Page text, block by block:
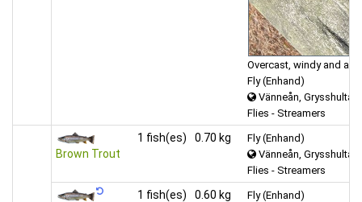
Overcast, windy and
Fly (Enhand)
Vänneån,
Flies - Streamers
Brown Trout
1 fish(es) 0.70 kg
Fly (Enhand)
Vänneån,
Flies - Streamers
1 fish(es) 0.60 kg
Fly (Enhand)